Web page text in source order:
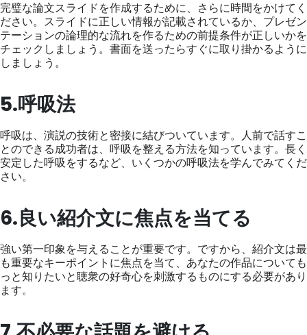
完璧な論文スライドを作成するために、さらに時間をかけてく
ださい。スライドに正しい情報が記載されているか、プレゼン
テーションの論理的な流れを作るための前提条件が正しいかを
チェックしましょう。書面を送ったらすぐに取り掛かるように
しましょう。
5.呼吸法
呼吸は、演説の技術と密接に結びついています。人前で話すこ
とのできる成功者は、呼吸を整える方法を知っています。長く
安定した呼吸をするなど、いくつかの呼吸法を学んでみてくだ
さい。
6.良い紹介文に焦点を当てる
強い第一印象を与えることが重要です。ですから、紹介文は最
も重要なキーポイントに焦点を当て、あなたの作品についても
っと知りたいと聴衆の好奇心を刺激するものにする必要があり
ます。